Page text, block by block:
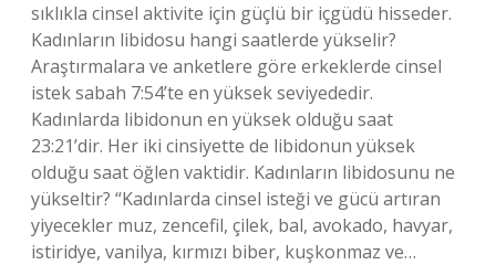
sıklıkla cinsel aktivite için güçlü bir içgüdü hisseder.
Kadınların libidosu hangi saatlerde yükselir?
Araştırmalara ve anketlere göre erkeklerde cinsel
istek sabah 7:54’te en yüksek seviyededir.
Kadınlarda libidonun en yüksek olduğu saat
23:21’dir. Her iki cinsiyette de libidonun yüksek
olduğu saat öğlen vaktidir. Kadınların libidosunu ne
yükseltir? “Kadınlarda cinsel isteği ve gücü artıran
yiyecekler muz, zencefil, çilek, bal, avokado, havyar,
istiridye, vanilya, kırmızı biber, kuşkonmaz ve…